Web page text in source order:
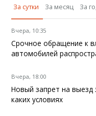
За сутки
За месяц За
Вчера, 10:35
Срочное обращение к
автомобилей
Вчера, 18:00
Новый запрет на выезд
каких условиях